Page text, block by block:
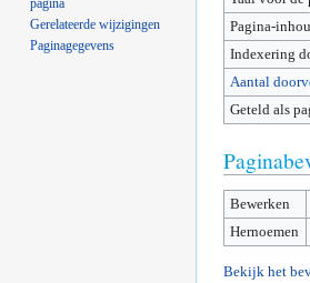
Pagina-
Indexering
Aantal
Geteld als
Bewerken
Hernoemen
Bekijk het
Gerelateerde wijzigingen
Paginagegevens